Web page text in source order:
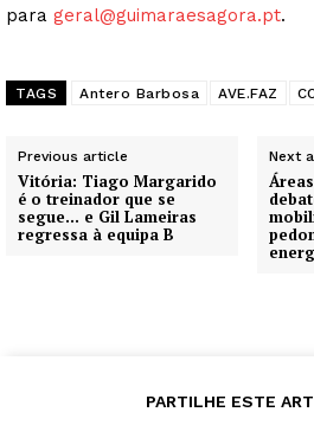
para geral@guimaraesagora.pt.
TAGS Antero Barbosa AVE.FAZ
Previous article
Vitória: Tiago Margarido
é o treinador que se
segue… e Gil Lameiras
regressa à equipa B
Next
PARTILHE ESTE